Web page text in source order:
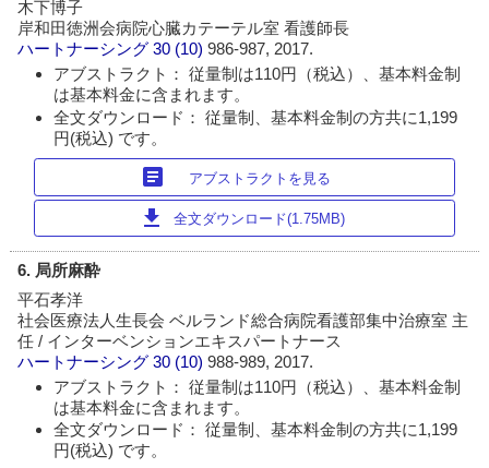
木下博子
岸和田徳洲会病院心臓カテーテル室 看護師長
ハートナーシング 30 (10)986-987, 2017.
アブストラクト： 従量制は110円（税込）、基本料金制
は基本料金に含まれます。
全文ダウンロード： 従量制、基本料金制の方共に1,199
円(税込) です。
article アブストラクトを見る
download 全文ダウンロード(1.75MB)
6. 局所麻酔
平石孝洋
社会医療法人生長会 ベルランド総合病院看護部集中治療室 主
任 / インターベンションエキスパートナース
ハートナーシング 30 (10)988-989, 2017.
アブストラクト： 従量制は110円（税込）、基本料金制
は基本料金に含まれます。
全文ダウンロード： 従量制、基本料金制の方共に1,199
円(税込) です。